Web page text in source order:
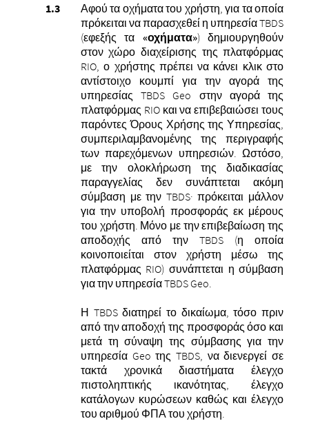
Αφού τα οχήματα του χρήστη, για τα οποία
πρόκειται να παρασχεθεί η υπηρεσία TBDS
(εφεξής τα «οχήματα») δημιουργηθούν
στον χώρο διαχείρισης της πλατφόρμας
RIO, ο χρήστης πρέπει να κάνει κλικ στο
αντίστοιχο κουμπί για την αγορά της
υπηρεσίας TBDS Geo στην αγορά της
πλατφόρμας RIO και να επιβεβαιώσει τους
παρόντες Όρους Χρήσης της Υπηρεσίας,
συμπεριλαμβανομένης της περιγραφής
των παρεχόμενων υπηρεσιών. Ωστόσο,
με την ολοκλήρωση της διαδικασίας
παραγγελίας δεν συνάπτεται ακόμη
σύμβαση με την TBDS· πρόκειται μάλλον
για την υποβολή προσφοράς εκ μέρους
του χρήστη. Μόνο με την επιβεβαίωση της
αποδοχής από την TBDS (η οποία
κοινοποιείται στον χρήστη μέσω της
πλατφόρμας RIO) συνάπτεται η σύμβαση
για την υπηρεσία TBDS Geo.
Η TBDS διατηρεί το δικαίωμα, τόσο πριν
από την αποδοχή της προσφοράς όσο και
μετά τη σύναψη της σύμβασης για την
υπηρεσία Geo της TBDS, να διενεργεί σε
τακτά χρονικά διαστήματα έλεγχο
πιστοληπτικής ικανότητας, έλεγχο
κατάλογων κυρώσεων καθώς και έλεγχο
του αριθμού ΦΠΑ του χρήστη.